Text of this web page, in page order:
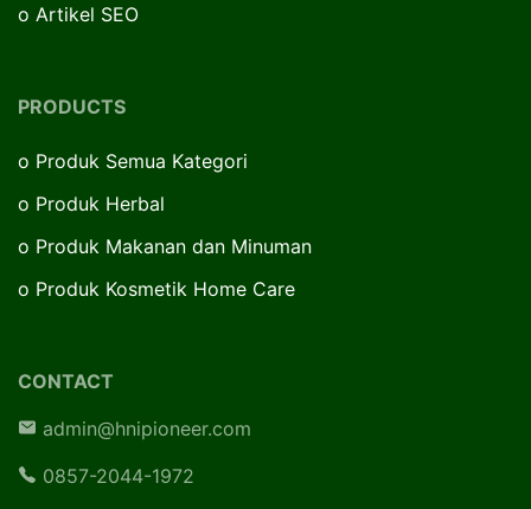
o Artikel SEO
PRODUCTS
o Produk Semua Kategori
o Produk Herbal
o Produk Makanan dan Minuman
o Produk Kosmetik Home Care
CONTACT
admin@hnipioneer.com
0857-2044-1972